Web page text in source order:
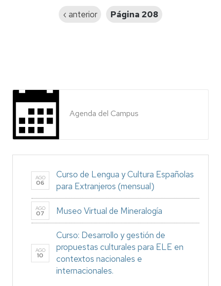
Página
‹ anterior Página 208
Agenda del Campus
AGO
06
Curso de Lengua y Cultura Españolas
para Extranjeros (mensual)
AGO
07 Museo Virtual de Mineralogía
AGO
10
Curso: Desarrollo y gestión de
propuestas culturales para ELE en
contextos nacionales e
internacionales.